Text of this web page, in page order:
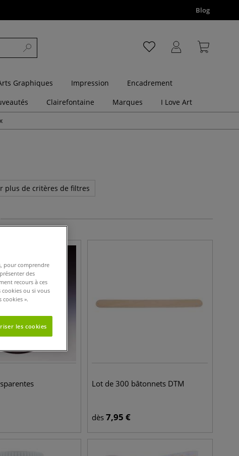
Blog
Graphiques Impression
Encadrement
Clairefontaine Marques I Love Art
plus de critères de filtres
Lot de 300 bâtonnets DTM
dès 7,95 €
pour comprendre
des
recours à ces
cookies ou si vous
».
les cookies